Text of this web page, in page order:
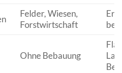
Felder, Wiesen,
Forstwirtschaft
Ohne Bebauung